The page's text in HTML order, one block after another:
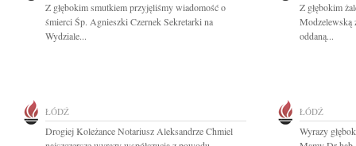
Z głębokim smutkiem przyjęliśmy wiadomość o
śmierci Śp. Agnieszki Czernek Sekretarki na
Wydziale...
Z głębokim
Modzelewską
oddaną...
ŁÓDŹ
Drogiej Koleżance Notariusz Aleksandrze Chmiel
ŁÓDŹ
Wyrazy